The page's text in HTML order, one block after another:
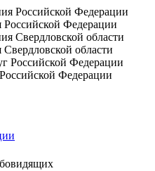
Российской Федерации
области
Федерации